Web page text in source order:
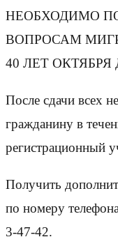
НЕОБХОДИМО
ВОПРОСАМ
40 ЛЕТ ОКТЯБРЯ
После сдачи всех
гражданину в
регистрационный
Получить
по номеру
3-47-42.